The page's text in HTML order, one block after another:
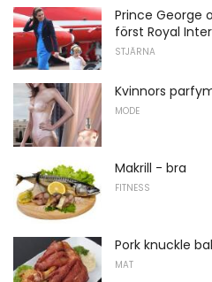
Prince George
först Royal
STJÄRNA
Kvinnors
MODE
Makrill - bra
FITNESS
Pork knuckle
MAT